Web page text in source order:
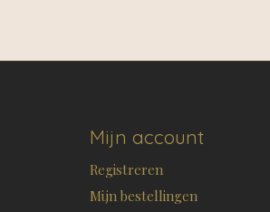
Mijn account
Registreren
Mijn bestellingen